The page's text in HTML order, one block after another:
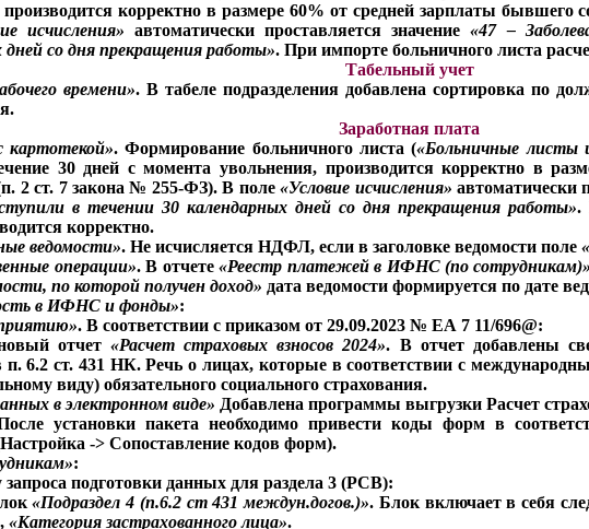
производится корректно в размере 60% от средней зарплаты
исчисления» автоматически проставляется значение«47 –
дней со дня прекращения работы». При импорте больничного листа
Табельный учет
времени». В табеле подразделения добавлена сортировка по
Заработная плата
картотекой». Формирование больничного листа («Больничные листы
30 дней с момента увольнения, производится корректно в
2 ст. 7 закона № 255-ФЗ). В поле«Условие исчисления» автоматически
в течении 30 календарных дней со дня прекращения работы».
корректно.
ведомости». Не исчисляется НДФЛ, если в заголовке ведомости поле
операции». В отчете«Реестр платежей в ИФНС (по сотрудникам)»
по которой получен доход» дата ведомости формируется по дате
в ИФНС и фонды»:
. В соответствии с приказом от 29.09.2023 № ЕА 7 11/696@:
отчет«Расчет страховых взносов 2024». В отчет добавлены
п. 6.2 ст. 431 НК. Речь о лицах, которые в соответствии с
виду) обязательного социального страхования.
в электронном виде» Добавлена программы выгрузки Расчет
установки пакета необходимо привести коды форм в
-> Сопоставление кодов форм).
:
подготовки данных для раздела 3 (РСВ):
«Подраздел 4 (п.6.2 ст 431 междун.догов.)». Блок включает в себя
, «Категория застрахованного лица».